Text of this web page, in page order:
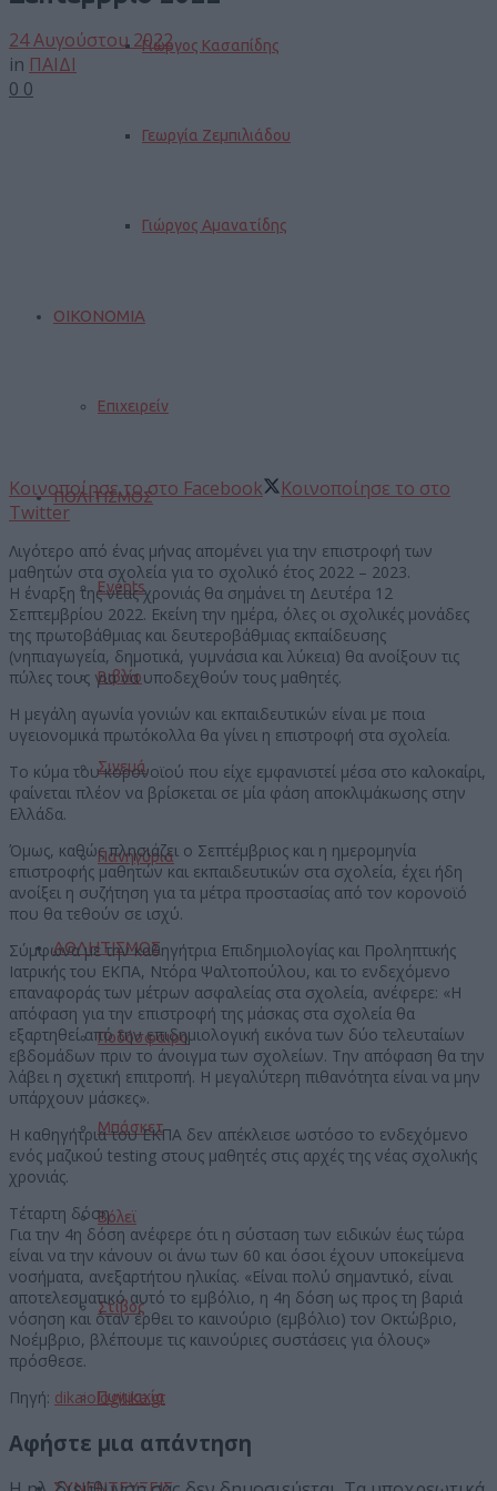
Γιώργος Κασαπίδης
Γεωργία Ζεμπιλιάδου
Γιώργος Αμανατίδης
ΟΙΚΟΝΟΜΙΑ
Επιχειρείν
ΠΟΛΙΤΙΣΜΟΣ
Events
Βιβλίο
Σινεμά
Πανηγύρια
ΑΘΛΗΤΙΣΜΟΣ
Ποδόσφαιρο
Μπάσκετ
Βόλεϊ
Στίβος
Πυγμαχία
ΣΥΝΕΝΤΕΥΞΕΙΣ
24 Αυγούστου 2022
in ΠΑΙΔΙ
0 0
Κοινοποίησε το στο Facebook
Κοινοποίησε το στο
Twitter
Λιγότερο από ένας μήνας απομένει για την επιστροφή των
μαθητών στα σχολεία για το σχολικό έτος 2022 – 2023.
Η έναρξη της νέας χρονιάς θα σημάνει τη Δευτέρα 12
Σεπτεμβρίου 2022. Εκείνη την ημέρα, όλες οι σχολικές μονάδες
της πρωτοβάθμιας και δευτεροβάθμιας εκπαίδευσης
(νηπιαγωγεία, δημοτικά, γυμνάσια και λύκεια) θα ανοίξουν τις
πύλες τους για να υποδεχθούν τους μαθητές.
Η μεγάλη αγωνία γονιών και εκπαιδευτικών είναι με ποια
υγειονομικά πρωτόκολλα θα γίνει η επιστροφή στα σχολεία.
Το κύμα του κορονοϊού που είχε εμφανιστεί μέσα στο καλοκαίρι,
φαίνεται πλέον να βρίσκεται σε μία φάση αποκλιμάκωσης στην
Ελλάδα.
Όμως, καθώς πλησιάζει ο Σεπτέμβριος και η ημερομηνία
επιστροφής μαθητών και εκπαιδευτικών στα σχολεία, έχει ήδη
ανοίξει η συζήτηση για τα μέτρα προστασίας από τον κορονοϊό
που θα τεθούν σε ισχύ.
Σύμφωνα με την καθηγήτρια Επιδημιολογίας και Προληπτικής
Ιατρικής του ΕΚΠΑ, Ντόρα Ψαλτοπούλου, και το ενδεχόμενο
επαναφοράς των μέτρων ασφαλείας στα σχολεία, ανέφερε: «Η
απόφαση για την επιστροφή της μάσκας στα σχολεία θα
εξαρτηθεί από την επιδημιολογική εικόνα των δύο τελευταίων
εβδομάδων πριν το άνοιγμα των σχολείων. Την απόφαση θα την
λάβει η σχετική επιτροπή. Η μεγαλύτερη πιθανότητα είναι να μην
υπάρχουν μάσκες».
Η καθηγήτρια του ΕΚΠΑ δεν απέκλεισε ωστόσο το ενδεχόμενο
ενός μαζικού testing στους μαθητές στις αρχές της νέας σχολικής
χρονιάς.
Τέταρτη δόση
Για την 4η δόση ανέφερε ότι η σύσταση των ειδικών έως τώρα
είναι να την κάνουν οι άνω των 60 και όσοι έχουν υποκείμενα
νοσήματα, ανεξαρτήτου ηλικίας. «Είναι πολύ σημαντικό, είναι
αποτελεσματικό αυτό το εμβόλιο, η 4η δόση ως προς τη βαριά
νόσηση και όταν έρθει το καινούριο (εμβόλιο) τον Οκτώβριο,
Νοέμβριο, βλέπουμε τις καινούριες συστάσεις για όλους»
πρόσθεσε.
Πηγή: dikaiologitika.gr
Αφήστε μια απάντηση